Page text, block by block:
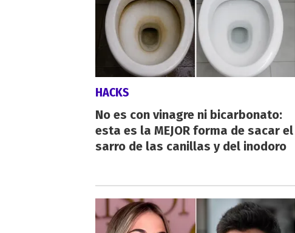
HACKS
No es con vinagre ni bicarbonato:
esta es la MEJOR forma de sacar el
sarro de las canillas y del inodoro